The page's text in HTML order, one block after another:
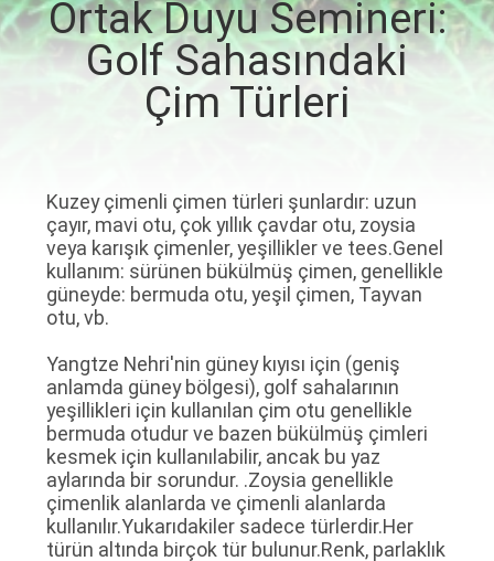
FABRIKA
KONTROL
BIZIMLE
ILETIŞIME
GEÇIN
HABERLER
BIR
TEKLIF
Ortak Duyu Semineri:
Golf Sahasındaki
Çim Türleri
Kuzey çimenli çimen türleri şunlardır: uzun
çayır, mavi otu, çok yıllık çavdar otu, zoysia
veya karışık çimenler, yeşillikler ve tees.Genel
kullanım: sürünen bükülmüş çimen, genellikle
güneyde: bermuda otu, yeşil çimen, Tayvan
otu, vb.
Yangtze Nehri'nin güney kıyısı için (geniş
anlamda güney bölgesi), golf sahalarının
yeşillikleri için kullanılan çim otu genellikle
bermuda otudur ve bazen bükülmüş çimleri
kesmek için kullanılabilir, ancak bu yaz
aylarında bir sorundur. .Zoysia genellikle
çimenlik alanlarda ve çimenli alanlarda
kullanılır.Yukarıdakiler sadece türlerdir.Her
türün altında birçok tür bulunur.Renk, parlaklık